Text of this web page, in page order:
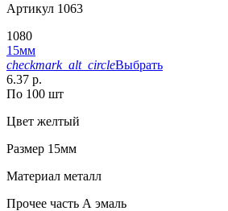
Артикул 1063
1080
15мм
checkmark_alt_circleВыбрать
6.37 р.
По 100 шт
Цвет желтый
Размер 15мм
Материал металл
Прочее часть А эмаль